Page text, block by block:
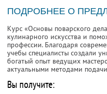
ПОДРОБНЕЕ О
Курс «Основы поварского
кулинарного искусства и
профессии. Благодаря
учебы специалисты создали
богатый опыт ведущих
актуальными методами
Вы получите: